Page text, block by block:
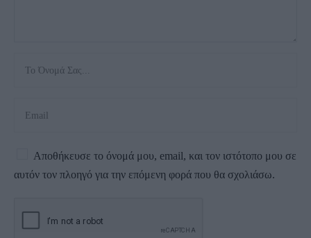
Αποθήκευσε το όνομά μου, email, και τον ιστότοπο μου σε
αυτόν τον πλοηγό για την επόμενη φορά που θα σχολιάσω.